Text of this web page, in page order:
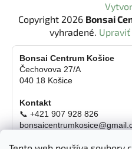
Copyright 2026 Bonsai
vyhradené.
Bonsai Centrum Košice
Čechovova 27/A
040 18 Košice
Kontakt
📞 +421 907 928 826